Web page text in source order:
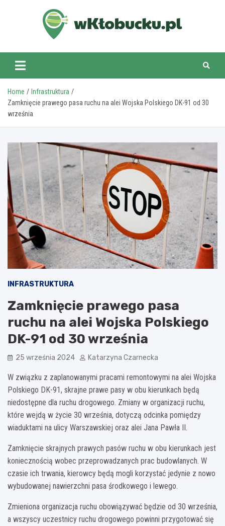
wKlobucku.pl
Home
Infrastruktura
Zamknięcie prawego pasa ruchu na alei Wojska Polskiego DK-91 od 30
września
INFRASTRUKTURA
Zamknięcie prawego pasa
ruchu na alei Wojska Polskiego
DK-91 od 30 września
25 września 2024 Katarzyna Czarnecka
W związku z zaplanowanymi pracami remontowymi na alei Wojska
Polskiego DK-91, skrajne prawe pasy w obu kierunkach będą
niedostępne dla ruchu drogowego. Zmiany w organizacji ruchu,
które wejdą w życie 30 września, dotyczą odcinka pomiędzy
wiaduktami na ulicy Warszawskiej oraz alei Jana Pawła II.
Zamknięcie skrajnych prawych pasów ruchu w obu kierunkach jest
koniecznością wobec przeprowadzanych prac budowlanych. W
czasie ich trwania, kierowcy będą mogli korzystać jedynie z nowo
wybudowanej nawierzchni pasa środkowego i lewego.
Zmieniona organizacja ruchu obowiązywać będzie od 30 września,
a wszyscy uczestnicy ruchu drogowego powinni przygotować się